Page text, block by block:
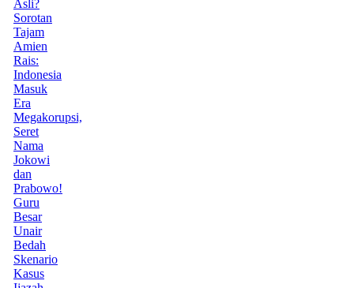
Asli?
Sorotan
Tajam
Amien
Rais:
Indonesia
Masuk
Era
Megakorupsi,
Seret
Nama
Jokowi
dan
Prabowo!
Guru
Besar
Unair
Bedah
Skenario
Kasus